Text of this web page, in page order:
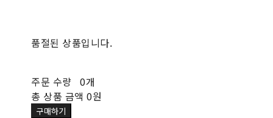
품절된 상품입니다.
주문 수량 0개
총 상품 금액 0원
구매하기